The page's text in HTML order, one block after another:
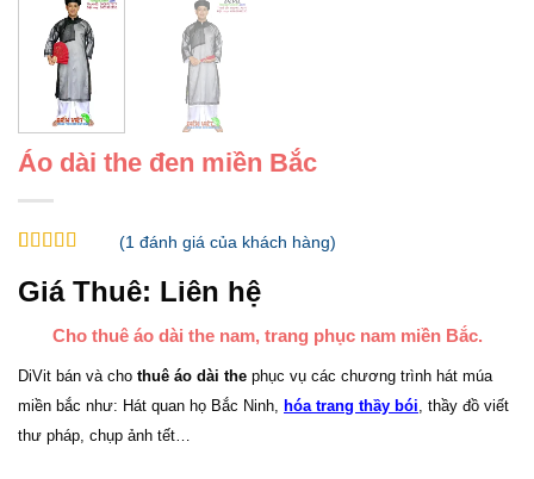
Áo dài the đen miền Bắc
trênđánh
giá
(1 đánh giá của khách hàng)
Giá Thuê: Liên hệ
Cho thuê áo dài the nam, trang phục nam miền Bắc.
DiVit bán và cho thuê áo dài the phục vụ các chương trình hát múa
miền bắc như: Hát quan họ Bắc Ninh, hóa trang thầy bói, thầy đồ viết
thư pháp, chụp ảnh tết…